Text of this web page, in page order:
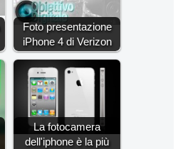
Foto presentazione
iPhone 4 di Verizon
La fotocamera
dell'iphone è la più